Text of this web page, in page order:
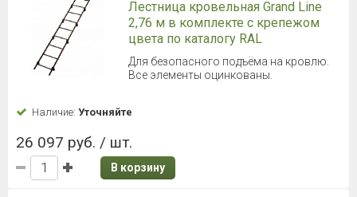
Лестница кровельная Grand Line
2,76 м в комплекте с крепежом
цвета по каталогу RAL
Для безопасного подъёма на кровлю.
Все элементы оцинкованы.
Наличие: Уточняйте
26 097 руб. / шт.
В корзину